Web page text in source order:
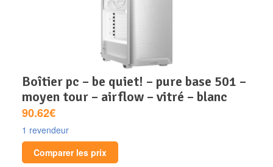
boîtier pc – be quiet! – pure base 501 –
moyen tour – airflow – vitré – blanc
90.62€
1 revendeur
Comparer les prix